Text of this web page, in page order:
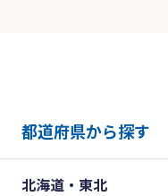
都道府県から探す
北海道・東北